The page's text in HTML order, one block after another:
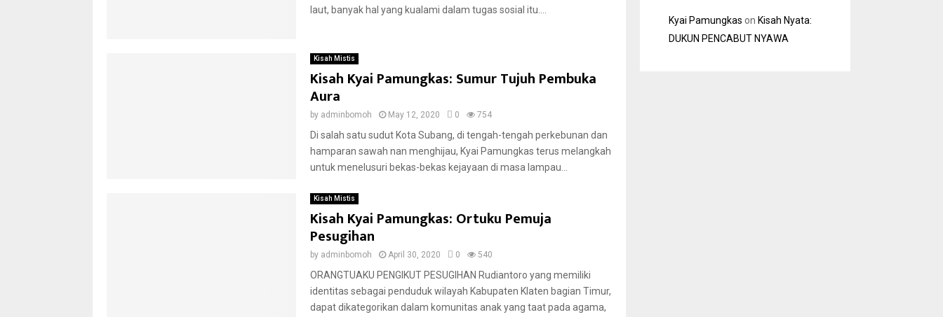
laut, banyak hal yang kualami dalam tugas sosial itu....
Kisah Mistis
Kisah Kyai Pamungkas: Sumur Tujuh Pembuka
Aura
by adminbomoh May 12, 2020 0 754
Di salah satu sudut Kota Subang, di tengah-tengah perkebunan dan
hamparan sawah nan menghijau, Kyai Pamungkas terus melangkah
untuk menelusuri bekas-bekas kejayaan di masa lampau...
Kisah Mistis
Kisah Kyai Pamungkas: Ortuku Pemuja
Pesugihan
by adminbomoh April 30, 2020 0 540
ORANGTUAKU PENGIKUT PESUGIHAN Rudiantoro yang memiliki
identitas sebagai penduduk wilayah Kabupaten Klaten bagian Timur,
dapat dikategorikan dalam komunitas anak yang taat pada agama,
Kyai Pamungkas on Kisah Nyata:
DUKUN PENCABUT NYAWA